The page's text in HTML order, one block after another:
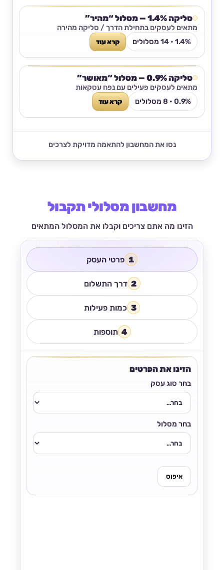
סליקה 1.4% — מסלול “מהיר”
מתאים לעסקים בתחילת הדרך / סליקה מהירה
1.4% • 14 מסלולים
קרא עוד
סליקה 0.9% — מסלול “מאושר”
מתאים לעסקים פעילים עם נפח עסקאות
0.9% • 8 מסלולים
קרא עוד
נסו את המחשבון להתאמה מדויקת לצרכים
מחשבון מסלולי תקבול
הזינו מה אתם צריכים וקבלו את המסלול המתאים
1 פרטי העסק
2 דרך התשלום
3 כמות פעילות
4 תוספות
הזינו את הפרטים
בחר סוג עסק
בחר מסלול
איפוס